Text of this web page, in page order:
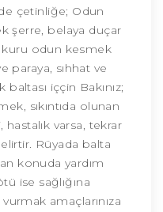
çetinliğe; Odun
şerre, belaya duçar
kuru odun kesmek
paraya, sıhhat ve
iççin Bakınız;
sıkıntıda olunan
varsa, tekrar
Rüyada balta
konuda yardım
ise sağlığına
amaçlarınıza